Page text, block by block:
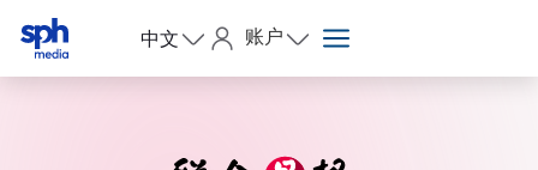
中文 账户